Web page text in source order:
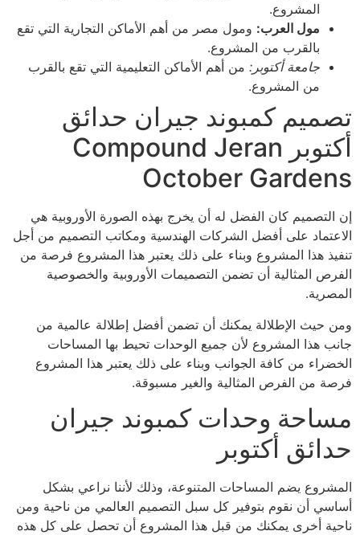
المشروع.
مول العرب: ومول مصر من أهم الأماكن التجارية التي تقع
بالقرب من المشروع.
جامعة أكتوبر: من أهم الأماكن التعليمية التي تقع بالقرب
من المشروع.
تصميم كمبوند جيران حدائق
أكتوبر Compound Jeran
October Gardens
إن التصميم كان الفضل له أن يخرج بهذه الصورة الأوروبية هي
الاعتماد على أفضل الشركات الهندسية ومكاتب التصميم من أجل
تنفيذ هذا المشروع وبناء على ذلك يعتبر هذا المشروع فرصة من
الفرص المثالية أن تضمن التصميمات الأوروبية والخصوصية
المصرية.
ومن حيث الإطلالة يمكنك أن تضمن أفضل إطلالة عالمية من
جانب هذا المشروع لأن جميع الوحدات تحيط بها المساحات
الخضراء من كافة الجوانب وبناء على ذلك يعتبر هذا المشروع
فرصة من الفرص المثالية والغير مسبوقة.
مساحة وحدات كمبوند جيران
حدائق أكتوبر
المشروع يضم المساحات المتنوعة، وذلك لأننا نراعي بشكل
أساسي أن نقوم بتوفير كل سبل التصميم العالمي من ناحية ومن
ناحية أخرى يمكنك من قبل هذا المشروع أن تحصل على كل هذه